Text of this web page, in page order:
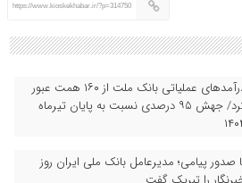
https://www.kioskekhabar.ir/?p=314750
درآمدهای عملیاتی بانک ملت از ۱۶۰ همت عبور
کرد/ جهش ۹۵ درصدی نسبت به پایان تیرماه
صدور پیامی؛ مدیرعامل بانک ملی ایران روز